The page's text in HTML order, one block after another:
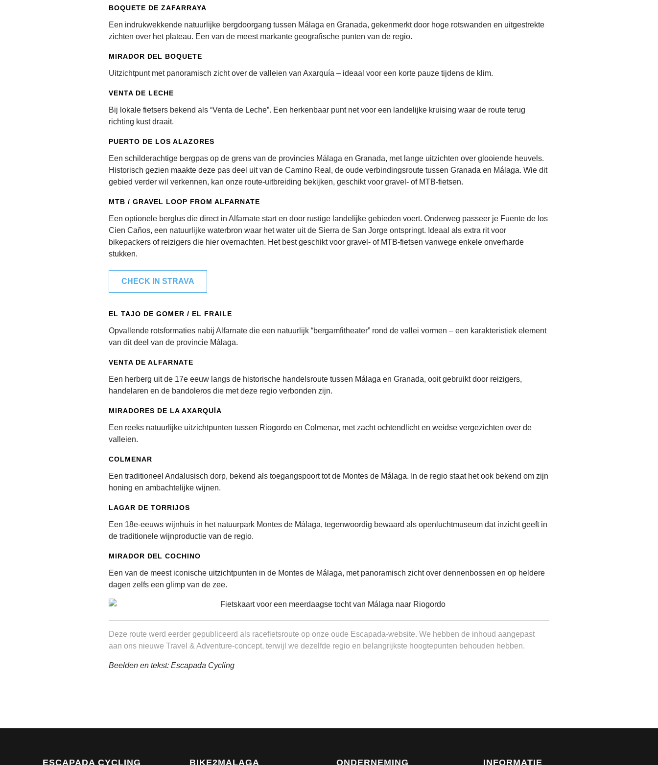
BOQUETE DE ZAFARRAYA
Een indrukwekkende natuurlijke bergdoorgang tussen Málaga en Granada, gekenmerkt door hoge rotswanden en uitgestrekte
zichten over het plateau. Een van de meest markante geografische punten van de regio.
MIRADOR DEL BOQUETE
Uitzichtpunt met panoramisch zicht over de valleien van Axarquía – ideaal voor een korte pauze tijdens de klim.
VENTA DE LECHE
Bij lokale fietsers bekend als “Venta de Leche”. Een herkenbaar punt net voor een landelijke kruising waar de route terug
richting kust draait.
PUERTO DE LOS ALAZORES
Een schilderachtige bergpas op de grens van de provincies Málaga en Granada, met lange uitzichten over glooiende heuvels.
Historisch gezien maakte deze pas deel uit van de Camino Real, de oude verbindingsroute tussen Granada en Málaga. Wie dit
gebied verder wil verkennen, kan onze route-uitbreiding bekijken, geschikt voor gravel- of MTB-fietsen.
MTB / GRAVEL LOOP FROM ALFARNATE
Een optionele berglus die direct in Alfarnate start en door rustige landelijke gebieden voert. Onderweg passeer je Fuente de los
Cien Caños, een natuurlijke waterbron waar het water uit de Sierra de San Jorge ontspringt. Ideaal als extra rit voor
bikepackers of reizigers die hier overnachten. Het best geschikt voor gravel- of MTB-fietsen vanwege enkele onverharde
stukken.
CHECK IN STRAVA
EL TAJO DE GOMER / EL FRAILE
Opvallende rotsformaties nabij Alfarnate die een natuurlijk “bergamfitheater” rond de vallei vormen – een karakteristiek element
van dit deel van de provincie Málaga.
VENTA DE ALFARNATE
Een herberg uit de 17e eeuw langs de historische handelsroute tussen Málaga en Granada, ooit gebruikt door reizigers,
handelaren en de bandoleros die met deze regio verbonden zijn.
MIRADORES DE LA AXARQUÍA
Een reeks natuurlijke uitzichtpunten tussen Riogordo en Colmenar, met zacht ochtendlicht en weidse vergezichten over de
valleien.
COLMENAR
Een traditioneel Andalusisch dorp, bekend als toegangspoort tot de Montes de Málaga. In de regio staat het ook bekend om zijn
honing en ambachtelijke wijnen.
LAGAR DE TORRIJOS
Een 18e-eeuws wijnhuis in het natuurpark Montes de Málaga, tegenwoordig bewaard als openluchtmuseum dat inzicht geeft in
de traditionele wijnproductie van de regio.
MIRADOR DEL COCHINO
Een van de meest iconische uitzichtpunten in de Montes de Málaga, met panoramisch zicht over dennenbossen en op heldere
dagen zelfs een glimp van de zee.
Deze route werd eerder gepubliceerd als racefietsroute op onze oude Escapada-website. We hebben de inhoud aangepast
aan ons nieuwe Travel & Adventure-concept, terwijl we dezelfde regio en belangrijkste hoogtepunten behouden hebben.
Beelden en tekst: Escapada Cycling
ESCAPADA CYCLING BIKE2MALAGA ONDERNEMING INFORMATIE